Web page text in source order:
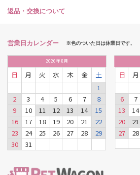
返品・交換について
営業日カレンダー ※色のついた日は休業日です。
2026年8月
日 月 火 水 木 金
土
1
2
3 4 5 6 7
8
9
10 11 12 13 14
15
16
17 18 19 20 21
22
23
24 25 26 27 28
29
30
31
日 月
6
7
13
14
20
21
27
28